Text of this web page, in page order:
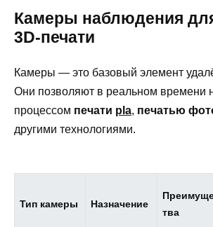
Камеры наблюдения
3D-печати
Камеры — это базовый элемент
Они позволяют в реальном времени
процессом печати pla, печатью
другими технологиями.
Тип камеры Назначение
тва